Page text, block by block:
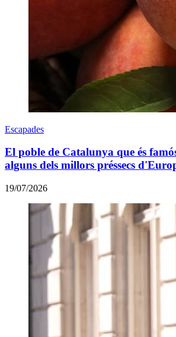
Escapades
El poble de Catalunya que és
alguns dels millors préssecs
19/07/2026